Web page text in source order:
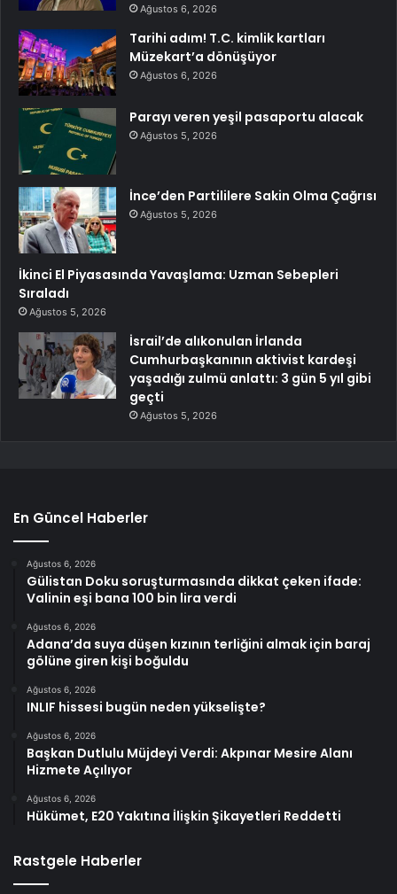
Ağustos 6, 2026
Tarihi adım! T.C. kimlik kartları
Müzekart’a dönüşüyor
Ağustos 6, 2026
Parayı veren yeşil pasaportu alacak
Ağustos 5, 2026
İnce’den Partililere Sakin Olma Çağrısı
Ağustos 5, 2026
İkinci El Piyasasında Yavaşlama: Uzman Sebepleri
Sıraladı
Ağustos 5, 2026
İsrail’de alıkonulan İrlanda
Cumhurbaşkanının aktivist kardeşi
yaşadığı zulmü anlattı: 3 gün 5 yıl gibi
geçti
Ağustos 5, 2026
En Güncel Haberler
Ağustos 6, 2026
Gülistan Doku soruşturmasında dikkat çeken ifade:
Valinin eşi bana 100 bin lira verdi
Ağustos 6, 2026
Adana’da suya düşen kızının terliğini almak için baraj
gölüne giren kişi boğuldu
Ağustos 6, 2026
INLIF hissesi bugün neden yükselişte?
Ağustos 6, 2026
Başkan Dutlulu Müjdeyi Verdi: Akpınar Mesire Alanı
Hizmete Açılıyor
Ağustos 6, 2026
Hükümet, E20 Yakıtına İlişkin Şikayetleri Reddetti
Rastgele Haberler